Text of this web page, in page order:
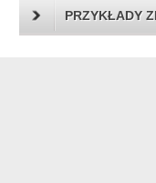
PRZYKŁADY